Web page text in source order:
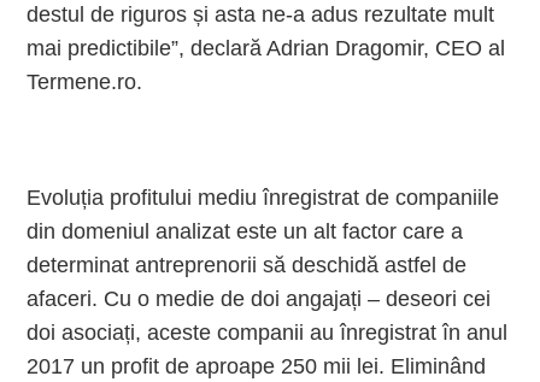
destul de riguros și asta ne-a adus rezultate mult
mai predictibile”, declară Adrian Dragomir, CEO al
Termene.ro.
Evoluția profitului mediu înregistrat de companiile
din domeniul analizat este un alt factor care a
determinat antreprenorii să deschidă astfel de
afaceri. Cu o medie de doi angajați – deseori cei
doi asociați, aceste companii au înregistrat în anul
2017 un profit de aproape 250 mii lei. Eliminând